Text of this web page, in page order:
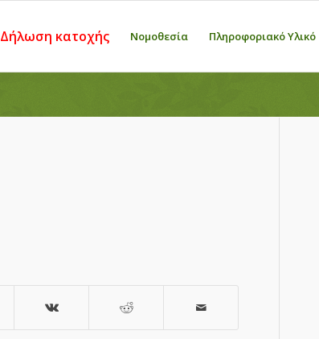
Δήλωση κατοχής Νομοθεσία Πληροφοριακό Υλικό